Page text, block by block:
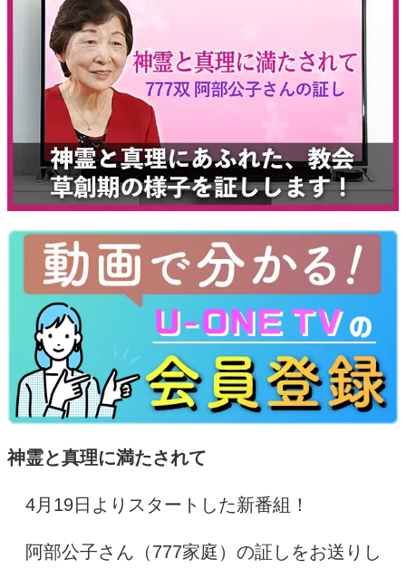
神霊と真理に満たされて
4月 19日よりスタートした新番組！
阿部公子さん（777家庭）の証しをお送りし